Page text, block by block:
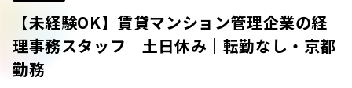
【未経験OK】賃貸マンション管理企業の経
理事務スタッフ｜土日休み｜転勤なし・京都
勤務